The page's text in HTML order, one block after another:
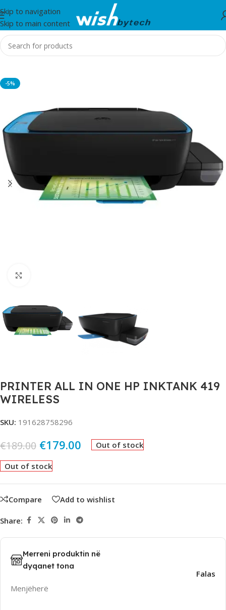
Skip to navigation
Skip to main content
Home/HP
-5%
PRINTER ALL IN ONE HP INKTANK 419
WIRELESS
SKU: 191628758296
€189.00 €179.00 Out of stock
Out of stock
Compare Add to wishlist
Share:
Merreni produktin në
dyqanet tona
Menjëherë
Falas